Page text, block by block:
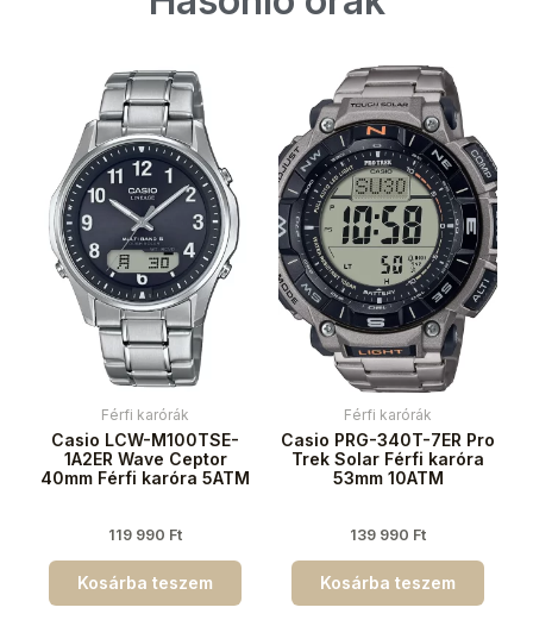
Férfi karórák
Casio LCW-M100TSE-
1A2ER Wave Ceptor
40mm Férfi karóra 5ATM
119 990 Ft
Kosárba teszem
Férfi karórák
Casio PRG-340T-7ER Pro
Trek Solar Férfi karóra
53mm 10ATM
139 990 Ft
Kosárba teszem